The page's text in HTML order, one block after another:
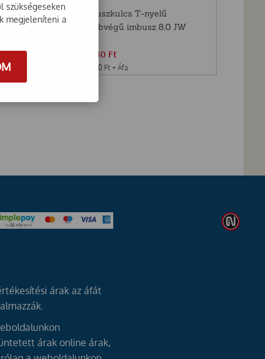
Imbuszkulcs T-nyelű
gömbvégű imbusz 8,0 JW
2 540 Ft
2 000 Ft + Áfa
árak az áfát
árak online árak,
szükségeseken
megjeleníteni a